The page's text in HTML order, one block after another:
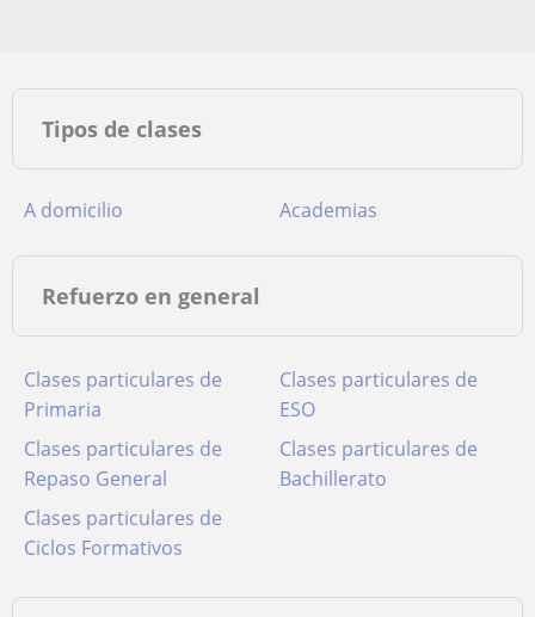
Tipos de clases
A domicilio Academias
Refuerzo en general
Clases particulares de
Primaria
Clases particulares de
ESO
Clases particulares de
Repaso General
Clases particulares de
Bachillerato
Clases particulares de
Ciclos Formativos